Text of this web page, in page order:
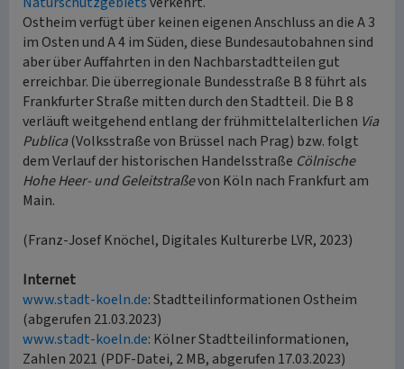
Ostheim verfügt über keinen eigenen Anschluss an die A 3
im Osten und A 4 im Süden, diese Bundesautobahnen sind
aber über Auffahrten in den Nachbarstadtteilen gut
erreichbar. Die überregionale Bundesstraße B 8 führt als
Frankfurter Straße mitten durch den Stadtteil. Die B 8
verläuft weitgehend entlang der frühmittelalterlichen Via
Publica(Volksstraße von Brüssel nach Prag) bzw. folgt
dem Verlauf der historischen Handelsstraße Cölnische
Hohe Heer- und Geleitstraßevon Köln nach Frankfurt am
Main.
(Franz-Josef Knöchel, Digitales Kulturerbe LVR, 2023)
Internet
www.stadt-koeln.de: Stadtteilinformationen Ostheim
(abgerufen 21.03.2023)
www.stadt-koeln.de: Kölner Stadtteilinformationen,
Zahlen 2021 (PDF-Datei, 2 MB, abgerufen 17.03.2023)